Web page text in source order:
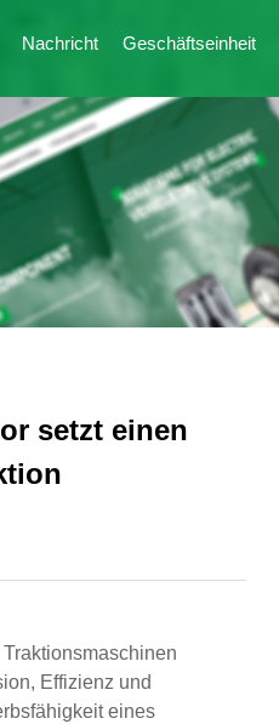
Nachricht Geschäftseinheit
setzt einen
Effizienz und
eines